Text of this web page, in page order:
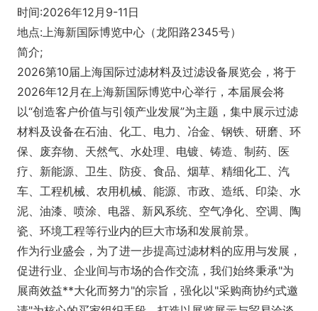
时间:2026年12月9-11日
地点:上海新国际博览中心（龙阳路2345号）
简介;
2026第10届上海国际过滤材料及过滤设备展览会，将于
2026年12月在上海新国际博览中心举行，本届展会将
以“创造客户价值与引领产业发展”为主题，集中展示过滤
材料及设备在石油、化工、电力、冶金、钢铁、研磨、环
保、废弃物、天然气、水处理、电镀、铸造、制药、医
疗、新能源、卫生、防疫、食品、烟草、精细化工、汽
车、工程机械、农用机械、能源、市政、造纸、印染、水
泥、油漆、喷涂、电器、新风系统、空气净化、空调、陶
瓷、环境工程等行业内的巨大市场和发展前景。
作为行业盛会，为了进一步提高过滤材料的应用与发展，
促进行业、企业间与市场的合作交流，我们始终秉承"为
展商效益**大化而努力"的宗旨，强化以"采购商协约式邀